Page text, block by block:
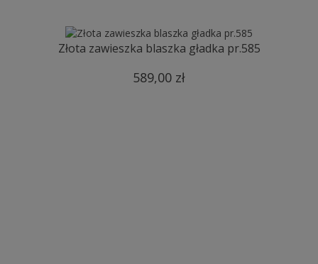
Złota zawieszka blaszka gładka pr.585
589,00 zł